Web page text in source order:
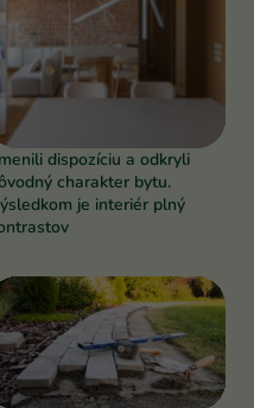
dispozíciu a odkryli
charakter bytu.
je interiér plný